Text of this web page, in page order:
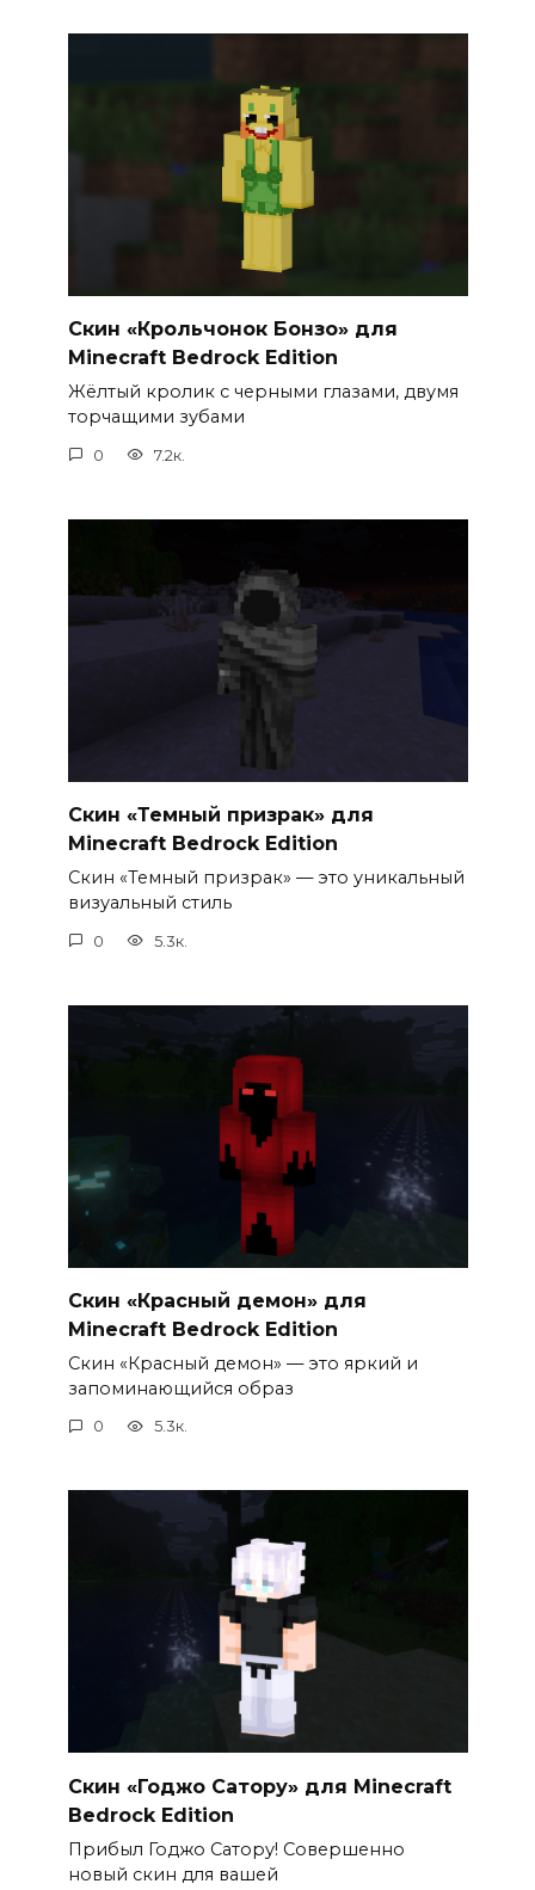
Скин «Крольчонок Бонзо» для
Minecraft Bedrock Edition
Жёлтый кролик с черными глазами, двумя
торчащими зубами
0 7.2к.
Скин «Темный призрак» для
Minecraft Bedrock Edition
Скин «Темный призрак» — это уникальный
визуальный стиль
0 5.3к.
Скин «Красный демон» для
Minecraft Bedrock Edition
Скин «Красный демон» — это яркий и
запоминающийся образ
0 5.3к.
Скин «Годжо Сатору» для Minecraft
Bedrock Edition
Прибыл Годжо Сатору! Совершенно
новый скин для вашей